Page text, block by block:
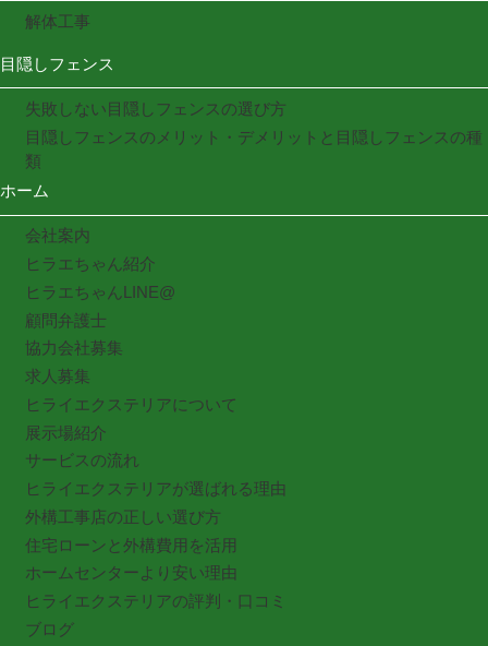
解体工事
目隠しフェンス
失敗しない目隠しフェンスの選び方
目隠しフェンスのメリット・デメリットと目隠しフェンスの種
類
ホーム
会社案内
ヒラエちゃん紹介
ヒラエちゃんLINE@
顧問弁護士
協力会社募集
求人募集
ヒライエクステリアについて
展示場紹介
サービスの流れ
ヒライエクステリアが選ばれる理由
外構工事店の正しい選び方
住宅ローンと外構費用を活用
ホームセンターより安い理由
ヒライエクステリアの評判・口コミ
ブログ